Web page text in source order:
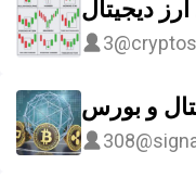
دیجیتال
3
و بورس
308